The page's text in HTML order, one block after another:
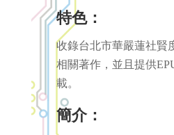
特色：
收錄台北市華嚴蓮社賢
相關著作，並且提供
載。
簡介：